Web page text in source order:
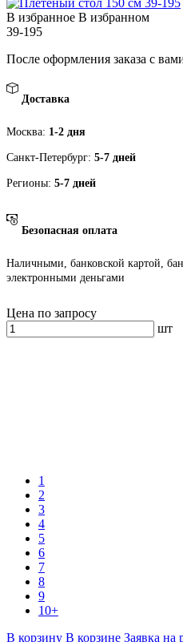
В избранное В избранном
39-195
После оформления заказа с
Доставка
Москва: 1-2 дня
Санкт-Петербург: 5-7 дней
Регионы: 5-7 дней
Безопасная оплата
Наличными, банковской картой,
электронными деньгами
Цена по запросу
шт
1
2
3
4
5
6
7
8
9
10+
В корзину В корзине Заявка на